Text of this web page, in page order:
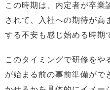
この時期は、内定者が卒業
されて、入社への期待が高
する不安も感じ始める時期
このタイミングで研修をや
が始まる前の事前準備がで